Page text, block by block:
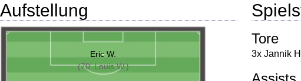
Aufstellung
Eric W.
(70' Louis W.)
Tore
3x Jannik